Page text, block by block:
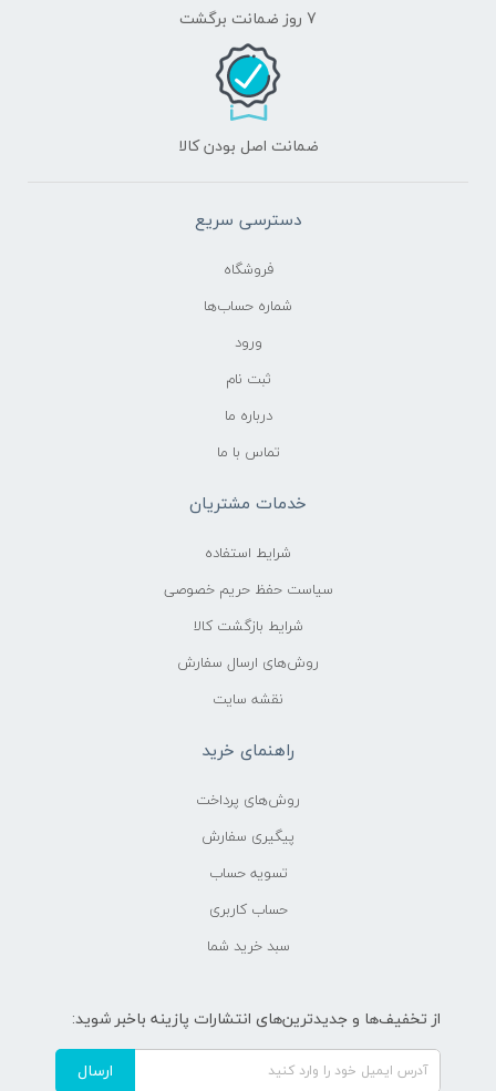
7 روز ضمانت برگشت
ضمانت اصل بودن کالا
دسترسی سریع
فروشگاه
شماره حساب‌ها
ورود
ثبت نام
درباره ما
تماس با ما
خدمات مشتریان
شرایط استفاده
سیاست حفظ حریم خصوصی
شرایط بازگشت کالا
روش‌های ارسال سفارش
نقشه سایت
راهنمای خرید
روش‌های پرداخت
پیگیری سفارش
تسویه حساب
حساب کاربری
سبد خرید شما
از تخفیف‌ها و جدیدترین‌های انتشارات پازینه باخبر شوید:
ارسال